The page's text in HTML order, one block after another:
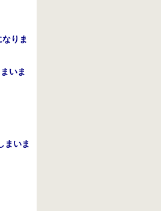
りま
いま
まいま